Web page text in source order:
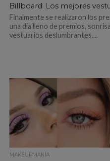
Billboard: Los mejores
Finalmente se realizaron los
una día lleno de premios,
vestuarios deslumbrantes....
MAKEUPMANÍA